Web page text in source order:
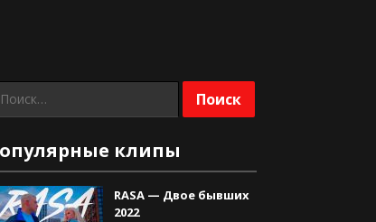
клипы
RASA — Двое бывших
2022